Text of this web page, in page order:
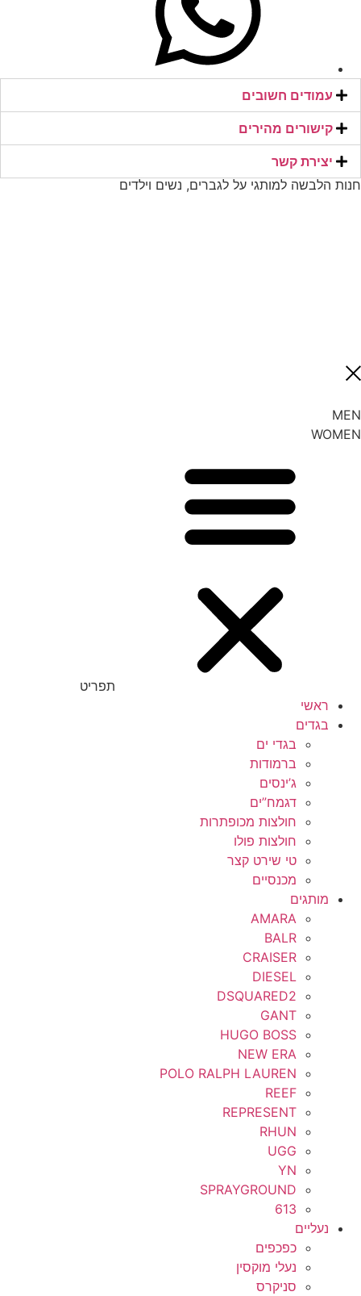
עמודים חשובים
קישורים מהירים​
יצירת קשר​
חנות הלבשה למותגי על לגברים, נשים וילדים
MEN
WOMEN
תפריט
ראשי
בגדים
בגדי ים
ברמודות
ג’ינסים
דגמח”ים
חולצות מכופתרות
חולצות פולו
טי שירט קצר
מכנסיים
מותגים
AMARA
BALR
CRAISER
DIESEL
DSQUARED2
GANT
HUGO BOSS
NEW ERA
POLO RALPH LAUREN
REEF
REPRESENT
RHUN
UGG
YN
SPRAYGROUND
613
נעליים
כפכפים
נעלי מוקסין
סניקרס